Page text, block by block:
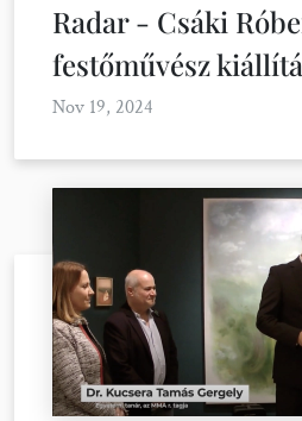
Radar - Csáki
festőművész
Nov 19, 2024